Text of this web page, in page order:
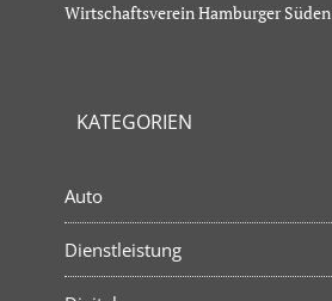
Wirtschaftsverein Hamburger Süden
KATEGORIEN
Auto
Dienstleistung